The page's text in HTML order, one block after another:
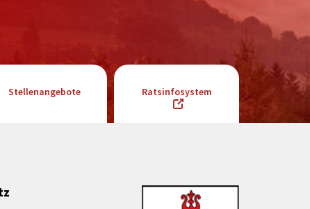
Stellenangebote Ratsinfosystem